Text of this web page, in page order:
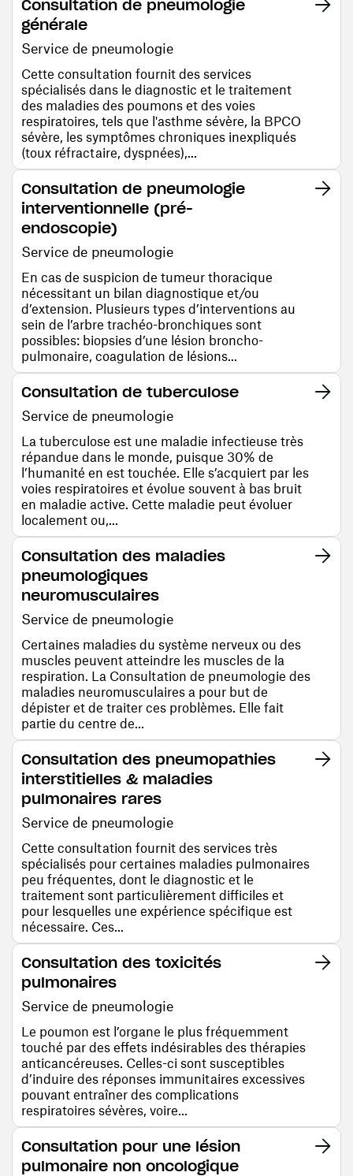
Consultation de pneumologie
générale
Service de pneumologie
Cette consultation fournit des services
spécialisés dans le diagnostic et le traitement
des maladies des poumons et des voies
respiratoires, tels que l'asthme sévère, la BPCO
sévère, les symptômes chroniques inexpliqués
(toux réfractaire, dyspnées),...
Consultation de pneumologie
interventionnelle (pré-
endoscopie)
Service de pneumologie
En cas de suspicion de tumeur thoracique
nécessitant un bilan diagnostique et/ou
d’extension. Plusieurs types d’interventions au
sein de l’arbre trachéo-bronchiques sont
possibles: biopsies d’une lésion broncho-
pulmonaire, coagulation de lésions...
Consultation de tuberculose
Service de pneumologie
La tuberculose est une maladie infectieuse très
répandue dans le monde, puisque 30% de
l’humanité en est touchée. Elle s’acquiert par les
voies respiratoires et évolue souvent à bas bruit
en maladie active. Cette maladie peut évoluer
localement ou,...
Consultation des maladies
pneumologiques
neuromusculaires
Service de pneumologie
Certaines maladies du système nerveux ou des
muscles peuvent atteindre les muscles de la
respiration. La Consultation de pneumologie des
maladies neuromusculaires a pour but de
dépister et de traiter ces problèmes. Elle fait
partie du centre de...
Consultation des pneumopathies
interstitielles & maladies
pulmonaires rares
Service de pneumologie
Cette consultation fournit des services très
spécialisés pour certaines maladies pulmonaires
peu fréquentes, dont le diagnostic et le
traitement sont particulièrement difficiles et
pour lesquelles une expérience spécifique est
nécessaire. Ces...
Consultation des toxicités
pulmonaires
Service de pneumologie
Le poumon est l’organe le plus fréquemment
touché par des effets indésirables des thérapies
anticancéreuses. Celles-ci sont susceptibles
d’induire des réponses immunitaires excessives
pouvant entraîner des complications
respiratoires sévères, voire...
Consultation pour une lésion
pulmonaire non oncologique